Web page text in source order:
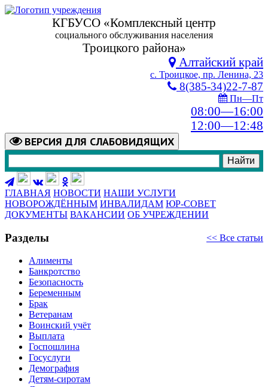
КГБУСО «Комплексный центр
социального обслуживания населения
Троицкого района»
Алтайский край
с. Троицкое, пр. Ленина, 23
8(385-34)22-7-87
Пн—Пт
08:00—16:00
12:00—12:48
ВЕРСИЯ ДЛЯ СЛАБОВИДЯЩИХ
ГЛАВНАЯ НОВОСТИ НАШИ УСЛУГИ
НОВОРОЖДЁННЫМ ИНВАЛИДАМ ЮР-СОВЕТ
ДОКУМЕНТЫ ВАКАНСИИ ОБ УЧРЕЖДЕНИИ
Разделы << Все статьи
Алименты
Банкротство
Безопасность
Беременным
Брак
Ветеранам
Воинский учёт
Выплата
Госпошлина
Госуслуги
Демография
Детям-сиротам